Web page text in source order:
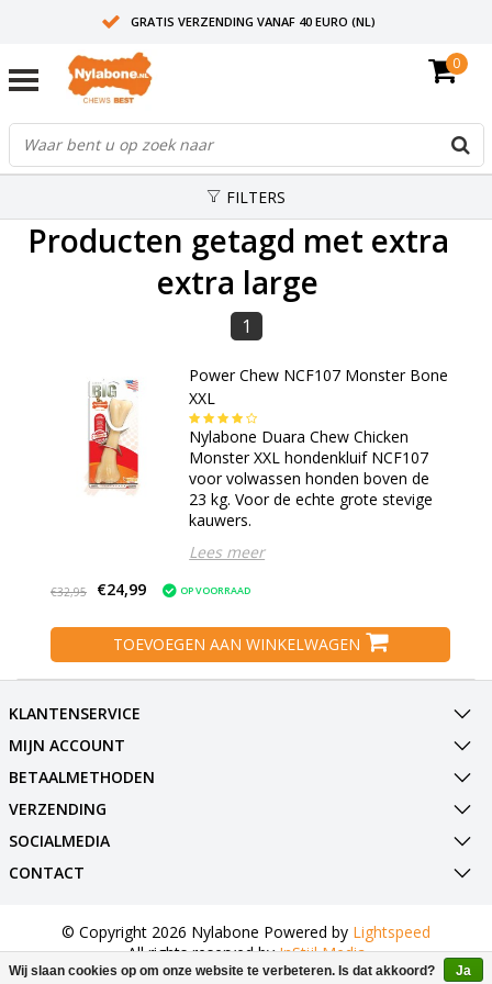
GRATIS VERZENDING VANAF 40 EURO (NL)
0
FILTERS
Producten getagd met extra
extra large
1
Power Chew NCF107 Monster Bone
XXL
Nylabone Duara Chew Chicken
Monster XXL hondenkluif NCF107
voor volwassen honden boven de
23 kg. Voor de echte grote stevige
kauwers.
Lees meer
€32,95 €24,99 OP VOORRAAD
TOEVOEGEN AAN WINKELWAGEN
KLANTENSERVICE
MIJN ACCOUNT
BETAALMETHODEN
VERZENDING
SOCIALMEDIA
CONTACT
© Copyright 2026 Nylabone Powered by Lightspeed
All rights reserved byInStijl Media
Wij slaan cookies op om onze website te verbeteren. Is dat akkoord? Ja